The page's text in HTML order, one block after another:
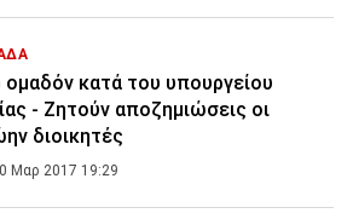
ομαδόν κατά του υπουργείου
- Ζητούν αποζημιώσεις οι
διοικητές
Μαρ 2017 19:29